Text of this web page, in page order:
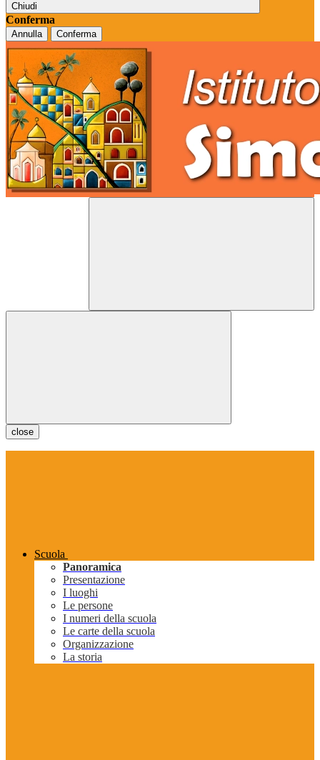
Chiudi
Conferma
Annulla Conferma
close
Scuola
Panoramica
Presentazione
I luoghi
Le persone
I numeri della scuola
Le carte della scuola
Organizzazione
La storia